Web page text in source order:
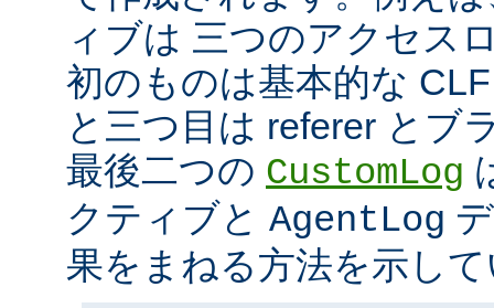
ィブは 三つのアクセス
初のものは基本的な
と三つ目は referer とブ
最後二つの CustomLog
クティブと AgentLog
果をまねる方法を示し